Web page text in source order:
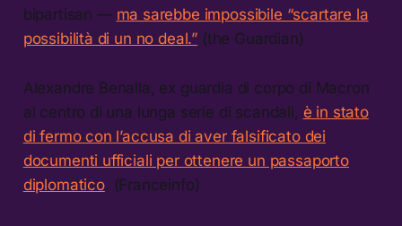
bipartisan — ma sarebbe impossibile “scartare la
possibilità di un no deal.” (the Guardian)
Alexandre Benalla, ex guardia di corpo di Macron
al centro di una lunga serie di scandali, è in stato
di fermo con l’accusa di aver falsificato dei
documenti ufficiali per ottenere un passaporto
diplomatico. (Franceinfo)